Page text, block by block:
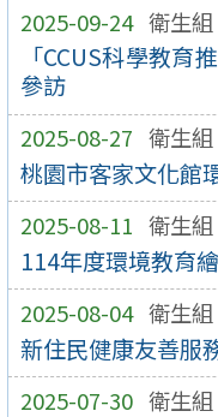
2025-09-24 衛生組
「CCUS科學教育
參訪
2025-08-27 衛生組
桃園市客家文化館
2025-08-11 衛生組
114年度環境教育
2025-08-04 衛生組
新住民健康友善服
2025-07-30 衛生組